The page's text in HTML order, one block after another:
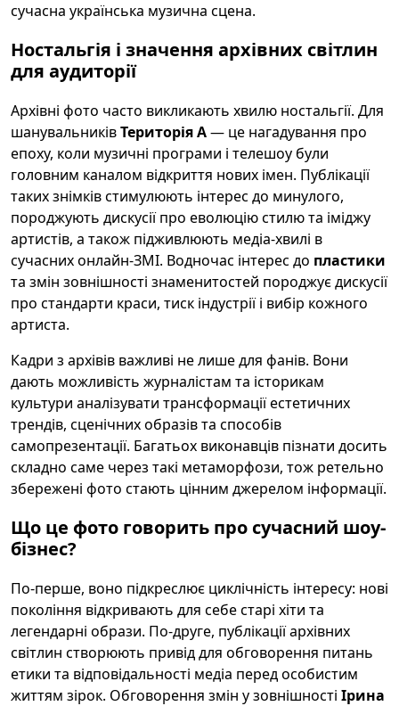
сучасна українська музична сцена.
Ностальгія і значення архівних світлин
для аудиторії
Архівні фото часто викликають хвилю ностальгії. Для
шанувальниківТериторія А— це нагадування про
епоху, коли музичні програми і телешоу були
головним каналом відкриття нових імен. Публікації
таких знімків стимулюють інтерес до минулого,
породжують дискусії про еволюцію стилю та іміджу
артистів, а також підживлюють медіа-хвилі в
сучасних онлайн-ЗМІ. Водночас інтерес до пластики
та змін зовнішності знаменитостей породжує дискусії
про стандарти краси, тиск індустрії і вибір кожного
артиста.
Кадри з архівів важливі не лише для фанів. Вони
дають можливість журналістам та історикам
культури аналізувати трансформації естетичних
трендів, сценічних образів та способів
самопрезентації. Багатьох виконавців пізнати досить
складно саме через такі метаморфози, тож ретельно
збережені фото стають цінним джерелом інформації.
Що це фото говорить про сучасний шоу-
бізнес?
По-перше, воно підкреслює циклічність інтересу: нові
покоління відкривають для себе старі хіти та
легендарні образи. По-друге, публікації архівних
світлин створюють привід для обговорення питань
етики та відповідальності медіа перед особистим
життям зірок. Обговорення змін у зовнішності Ірина